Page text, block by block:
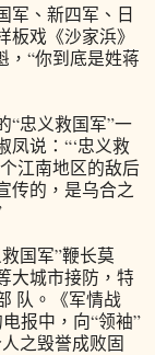
、新四军、日
戏《沙家浜》
，“你到底是姓蒋
忠义救国军”一
凤说：“‘忠义救
江南地区的敌后
传的，是乌合之
国军”鞭长莫
大城市接防，特
队。《军情战
报中，向“领袖”
之毁誉成败固